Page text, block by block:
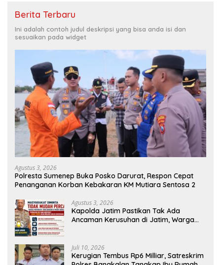
Berita Terbaru
Ini adalah contoh judul deskripsi yang bisa anda isi dan
sesuaikan pada widget
Agustus 3, 2026
Polresta Sumenep Buka Posko Darurat, Respon Cepat
Penanganan Korban Kebakaran KM Mutiara Sentosa 2
Agustus 3, 2026
Kapolda Jatim Pastikan Tak Ada
Ancaman Kerusuhan di Jatim, Warga
Juli 10, 2026
Kerugian Tembus Rp6 Milliar, Satreskrim